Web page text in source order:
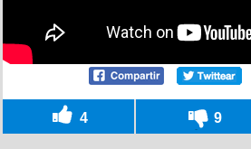
4 9